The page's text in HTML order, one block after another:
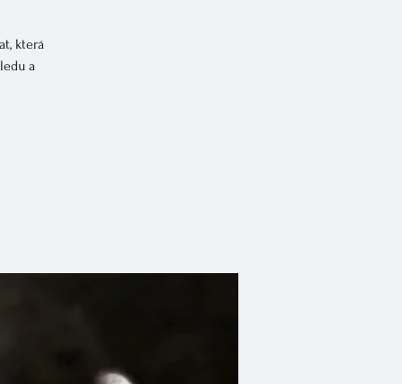
která
a